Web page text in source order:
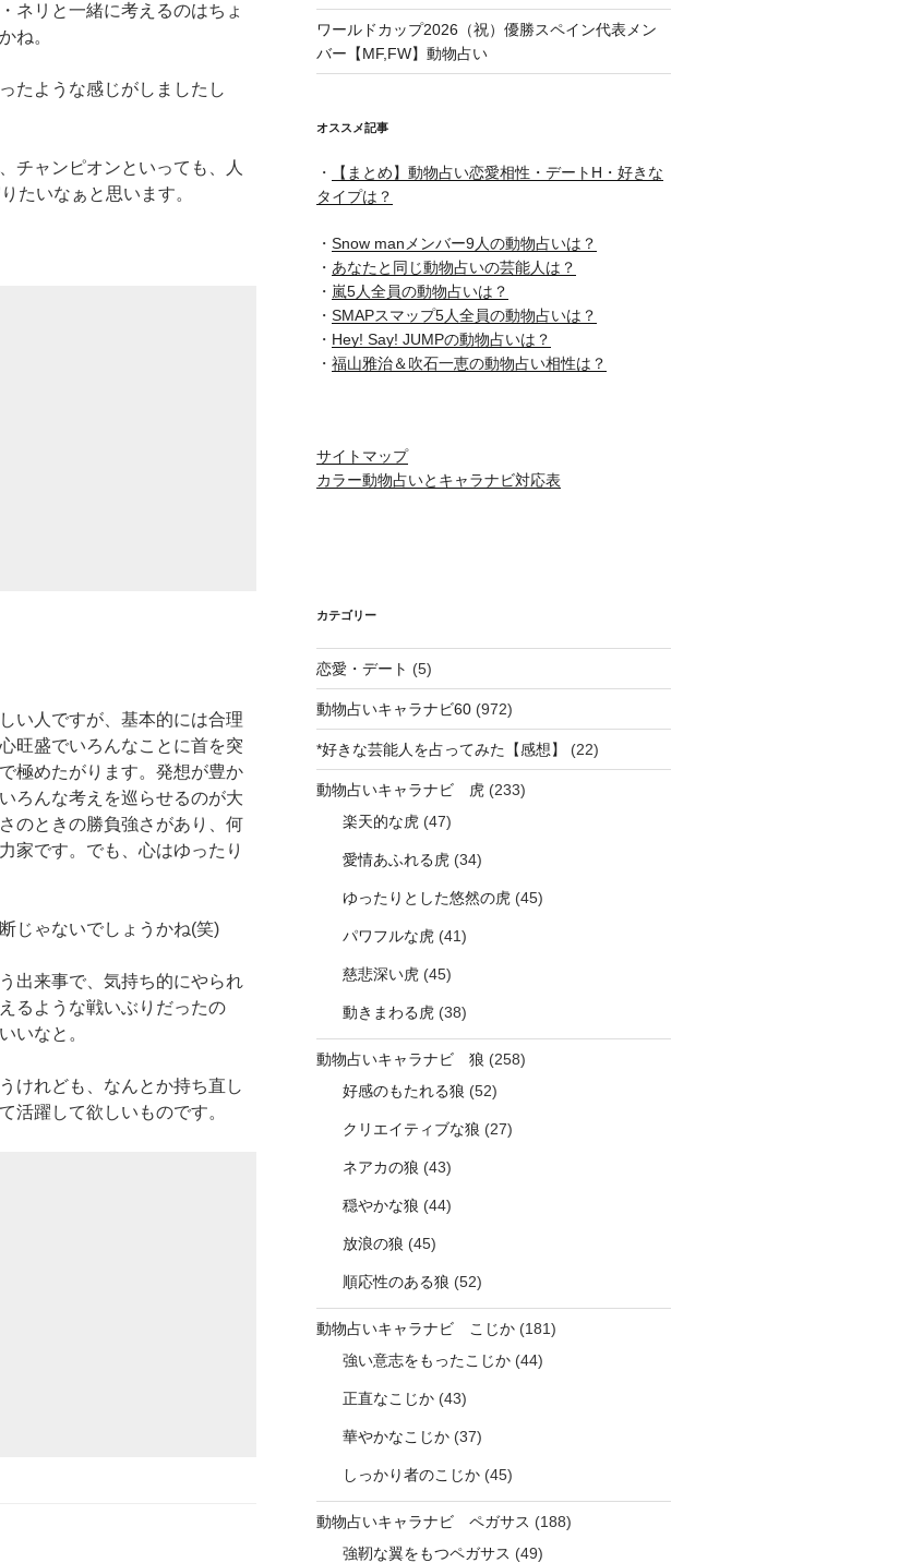
ネリと一緒に考えるのはちょ
ね。
たような感じがしましたし
チャンピオンといっても、人
たいなぁと思います。
い人ですが、基本的には合理
旺盛でいろんなことに首を突
極めたがります。発想が豊か
ろんな考えを巡らせるのが大
のときの勝負強さがあり、何
家です。でも、心はゆったり
じゃないでしょうかね(笑)
出来事で、気持ち的にやられ
るような戦いぶりだったの
いなと。
けれども、なんとか持ち直し
活躍して欲しいものです。
ワールドカップ2026（祝）優勝スペイン代表メン
バー【MF,FW】動物占い
オススメ記事
・
【まとめ】動物占い恋愛相性・デートH・好きな
タイプは？
・ Snow manメンバー9人の動物占いは？
・ あなたと同じ動物占いの芸能人は？
・ 嵐5人全員の動物占いは？
・ SMAPスマップ5人全員の動物占いは？
・ Hey! Say! JUMPの動物占いは？
・ 福山雅治＆吹石一恵の動物占い相性は？
サイトマップ
カラー動物占いとキャラナビ対応表
カテゴリー
恋愛・デート (5)
動物占いキャラナビ60(972)
*好きな芸能人を占ってみた【感想】 (22)
動物占いキャラナビ 虎(233)
楽天的な虎(47)
愛情あふれる虎(34)
ゆったりとした悠然の虎(45)
パワフルな虎(41)
慈悲深い虎(45)
動きまわる虎(38)
動物占いキャラナビ 狼 (258)
好感のもたれる狼 (52)
クリエイティブな狼 (27)
ネアカの狼 (43)
穏やかな狼 (44)
放浪の狼 (45)
順応性のある狼 (52)
動物占いキャラナビ こじか(181)
強い意志をもったこじか(44)
正直なこじか(43)
華やかなこじか(37)
しっかり者のこじか(45)
動物占いキャラナビ ペガサス (188)
強靭な翼をもつペガサス (49)